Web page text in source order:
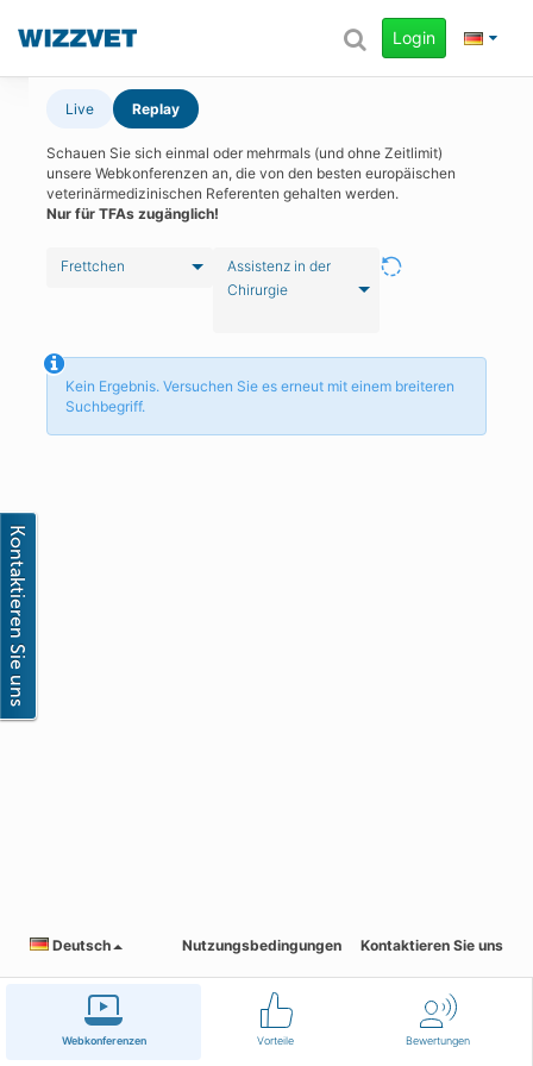
Webkonferenzen Vorteile Bewertungen
Login
Live Replay
Schauen Sie sich einmal oder mehrmals (und ohne Zeitlimit)
unsere Webkonferenzen an, die von den besten europäischen
veterinärmedizinischen Referenten gehalten werden.
Nur für TFAs zugänglich!
Frettchen
Assistenz in der
Chirurgie
Kein Ergebnis. Versuchen Sie es erneut mit einem breiteren
Suchbegriff.
Deutsch Nutzungsbedingungen Kontaktieren Sie uns